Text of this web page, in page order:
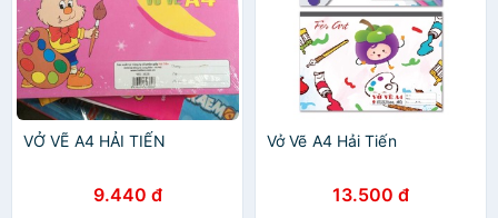
VỞ VẼ A4 HẢI TIẾN
9.440 đ
Vở Vẽ A4 Hải Tiến
13.500 đ